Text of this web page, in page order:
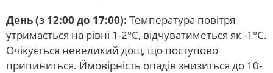
День (з 12:00 до 17:00): Температура повітря
утримається на рівні 1-2°С, відчуватиметься як -1°С.
Очікується невеликий дощ, що поступово
припиниться. Ймовірність опадів знизиться до 10-